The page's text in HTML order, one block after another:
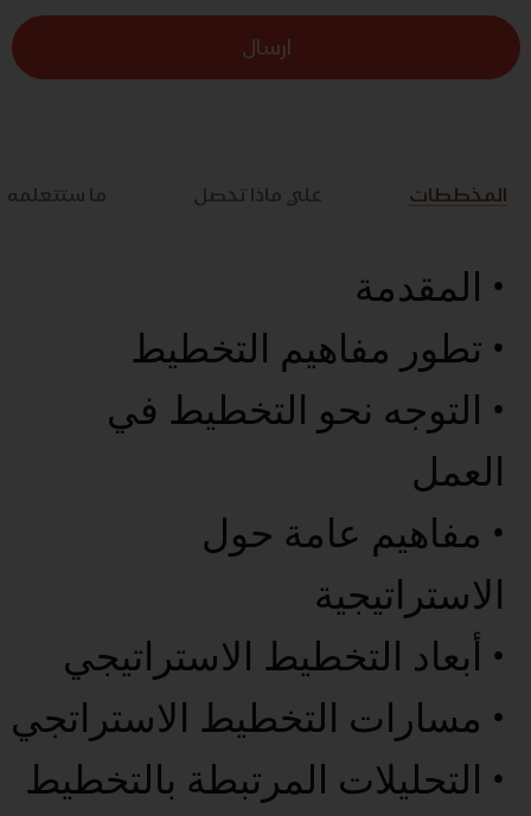
ارسال
المخططات علي ماذا تحصل ما ستتعلمه
• المقدمة
• تطور مفاهيم التخطيط
• التوجه نحو التخطيط في
العمل
• مفاهيم عامة حول
الاستراتيجية
• أبعاد التخطيط الاستراتيجي
• مسارات التخطيط الاستراتجي
• التحليلات المرتبطة بالتخطيط